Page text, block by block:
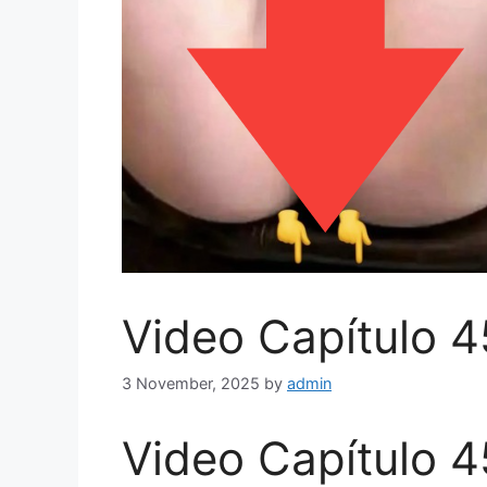
Video Capítulo
3 November, 2025 by admin
Video Capítulo